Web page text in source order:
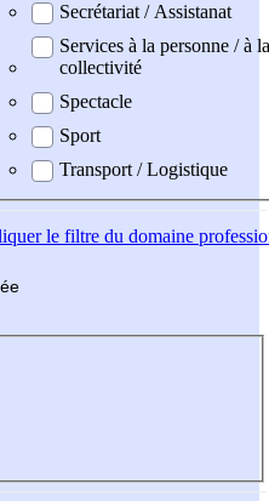
Secrétariat / Assistanat
Services à la personne / à la
collectivité
Spectacle
Sport
Transport / Logistique
le filtre du domaine